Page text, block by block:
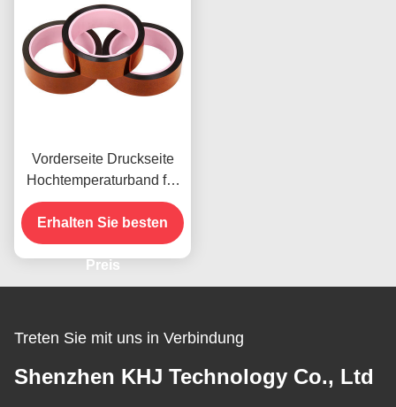
Vorderseite Druckseite
Hochtemperaturband für
das vorhandene Produkt
Erhalten Sie besten
Preis
Treten Sie mit uns in Verbindung
Shenzhen KHJ Technology Co., Ltd